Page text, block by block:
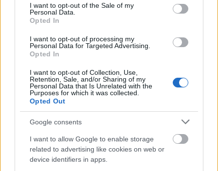
consent section.
I want to opt-out of the Sale of my
Personal Data.
Opted In
I want to opt-out of processing my
Personal Data for Targeted Advertising.
Opted In
I want to opt-out of Collection, Use,
Retention, Sale, and/or Sharing of my
Personal Data that Is Unrelated with the
Purposes for which it was collected.
Opted Out
Google consents
I want to allow Google to enable storage
related to advertising like cookies on web or
device identifiers in apps.
magával ragadó legyen, mint az eredeti.
Lehet úgy fordítani, hogy az eredetinél szebb
legyen, csak azt meg nem szabad - az nem
Istennek tetsző dolog, ráadásul a tartalom
rovására megy. Azt gondolom, hogy egy
költemény fordításakor bele kell törődni,
hogy az egy árnyalattal szürkébb, egy
árnyalattal kevésbé zamatos lesz, mint az
eredeti.
Több interjúban is elmondta, hogy
indokoltnak érezné a
lefordítását.
A fordítás szó ez esetben suta, inkább